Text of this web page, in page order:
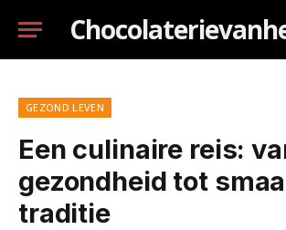
GEZOND LEVEN
Een culinaire reis:
gezondheid tot
traditie